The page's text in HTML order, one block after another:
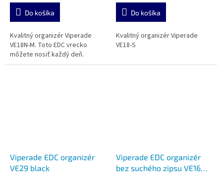
Do košíka
Kvalitný organizér Viperade
VE18N-M. Toto EDC vrecko
môžete nosiť každý deň.
Do košíka
Kvalitný organizér Viperade
VE18-S
Viperade EDC organizér
VE29 black
Viperade EDC organizér
bez suchého zipsu VE16N-